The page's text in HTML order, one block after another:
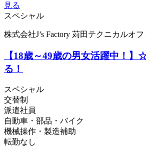
見る
スペシャル
株式会社J’s Factory 苅田テクニカルオフ
【18歳～49歳の男女活躍中！
る！
スペシャル
交替制
派遣社員
自動車・部品・バイク
機械操作・製造補助
転勤なし